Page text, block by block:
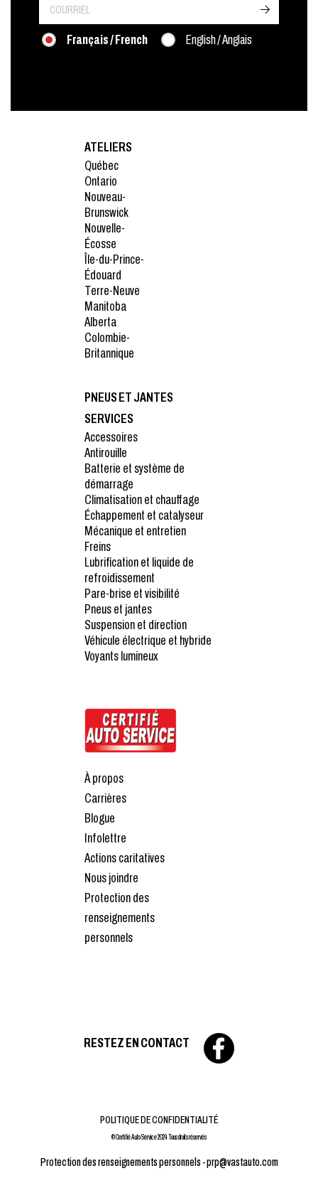
Français / French English / Anglais
->
ATELIERS
Québec
Ontario
Nouveau-
Brunswick
Nouvelle-
Écosse
Île-du-Prince-
Édouard
Terre-Neuve
Manitoba
Alberta
Colombie-
Britannique
PNEUS ET JANTES
SERVICES
Accessoires
Antirouille
Batterie et système de
démarrage
Climatisation et chauffage
Échappement et catalyseur
Mécanique et entretien
Freins
Lubrification et liquide de
refroidissement
Pare-brise et visibilité
Pneus et jantes
Suspension et direction
Véhicule électrique et hybride
Voyants lumineux
À propos
Carrières
Blogue
Infolettre
Actions caritatives
Nous joindre
Protection des
renseignements
personnels
RESTEZ EN CONTACT
POLITIQUE DE CONFIDENTIALITÉ
© Certifié Auto Service 2024 Tous droits réservés
Protection des renseignements personnels -prp@vastauto.com